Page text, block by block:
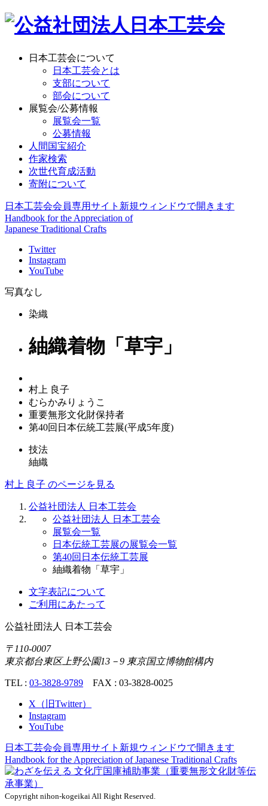
日本工芸会について
日本工芸会とは
支部について
部会について
展覧会/公募情報
展覧会一覧
公募情報
人間国宝紹介
作家検索
次世代育成活動
寄附について
日本工芸会会員専用サイト 新規ウィンドウで開きます
Handbook for the Appreciation of
Japanese Traditional Crafts
Twitter
Instagram
YouTube
写真なし
染織
紬織着物「草宇」
村上 良子
むらかみりょうこ
重要無形文化財保持者
第40回日本伝統工芸展(平成5年度)
技法
紬織
村上 良子 のページを見る
公益社団法人 日本工芸会
公益社団法人 日本工芸会
展覧会一覧
日本伝統工芸展の展覧会一覧
第40回日本伝統工芸展
紬織着物「草宇」
文字表記について
ご利用にあたって
公益社団法人 日本工芸会
〒110-0007
東京都台東区上野公園13－9 東京国立博物館構内
TEL : 03-3828-9789 FAX : 03-3828-0025
X（旧Twitter）
Instagram
YouTube
日本工芸会会員専用サイト 新規ウィンドウで開きます
Handbook for the Appreciation ofJapanese Traditional Crafts
Copyright nihon-kogeikai All Right Reserved.